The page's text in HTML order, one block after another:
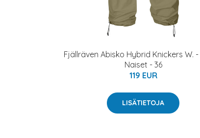
Fjällräven Abisko Hybrid Knickers W.
Naiset - 36
119 EUR
LISÄTIETOJA